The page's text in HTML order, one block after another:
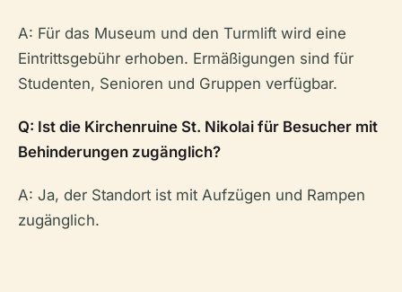
A: Für das Museum und den Turmlift wird eine
Eintrittsgebühr erhoben. Ermäßigungen sind für
Studenten, Senioren und Gruppen verfügbar.
Q: Ist die Kirchenruine St. Nikolai für Besucher mit
Behinderungen zugänglich?
A: Ja, der Standort ist mit Aufzügen und Rampen
zugänglich.